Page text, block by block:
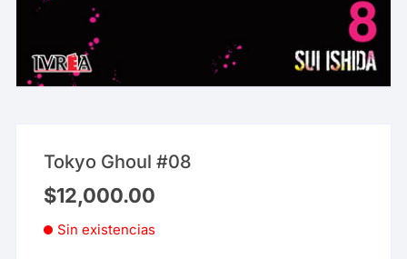
Tokyo Ghoul #08
$12,000.00
Sin existencias